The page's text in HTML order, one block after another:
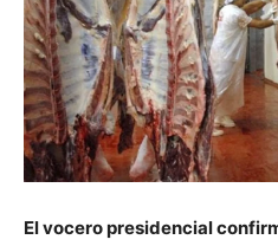
El vocero presidencial